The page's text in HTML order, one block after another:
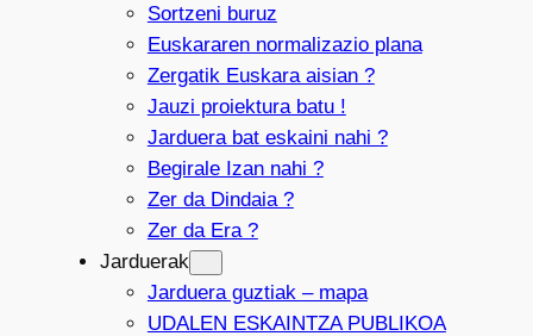
Sortzeni buruz
Euskararen normalizazio plana
Zergatik Euskara aisian ?
Jauzi proiektura batu !
Jarduera bat eskaini nahi ?
Begirale Izan nahi ?
Zer da Dindaia ?
Zer da Era ?
Jarduerak
Jarduera guztiak – mapa
UDALEN ESKAINTZA PUBLIKOA